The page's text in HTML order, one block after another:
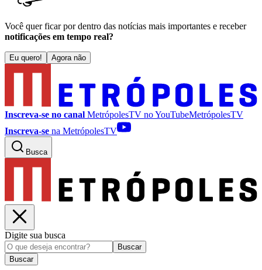
Você quer ficar por dentro das notícias mais importantes e receber
notificações em tempo real?
Eu quero! Agora não
Inscreva-se no canal MetrópolesTV noYouTubeMetrópolesTV
Inscreva-se na MetrópolesTV
Busca
Digite sua busca
Buscar
Buscar